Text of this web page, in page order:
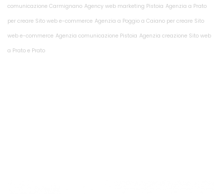
comunicazione Carmignano Agency web marketing Pistoia Agenzia a Prato
per creare Sito web e-commerce Agenzia a Poggio a Caiano per creare Sito
web e-commerce Agenzia comunicazione Pistoia Agenzia creazione Sito web
a Prato e Prato